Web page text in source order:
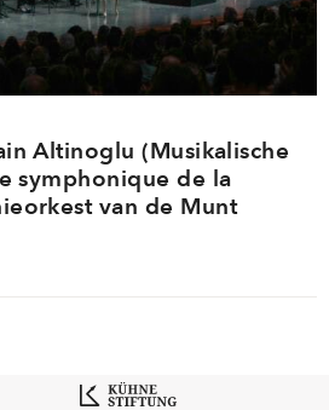
Altinoglu (Musikalische
symphonique de la
van de Munt